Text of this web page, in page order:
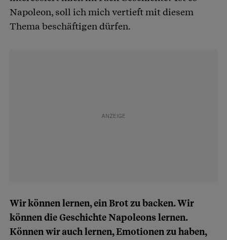
Napoleon, soll ich mich vertieft mit diesem
Thema beschäftigen dürfen.
Wir können lernen, ein Brot zu backen. Wir
können die Geschichte Napoleons lernen.
Können wir auch lernen, Emotionen zu haben,